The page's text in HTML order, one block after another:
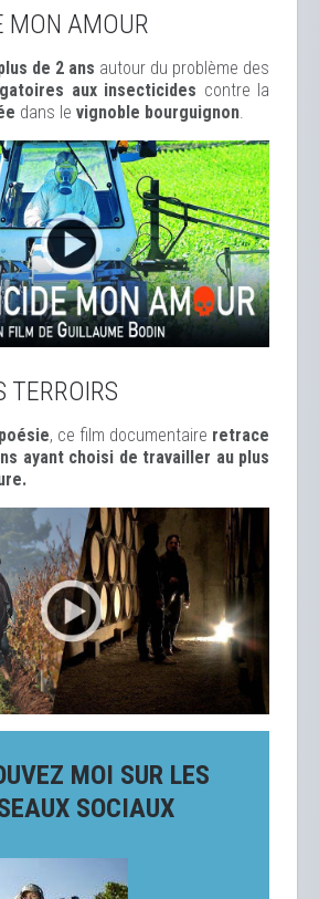
MON AMOUR
de 2 ans autour du problème des
aux insecticides contre la
dans le vignoble bourguignon
TERROIRS
poésie, ce film documentaire retrace
ayant choisi de travailler au plus
MOI SUR LES
SOCIAUX